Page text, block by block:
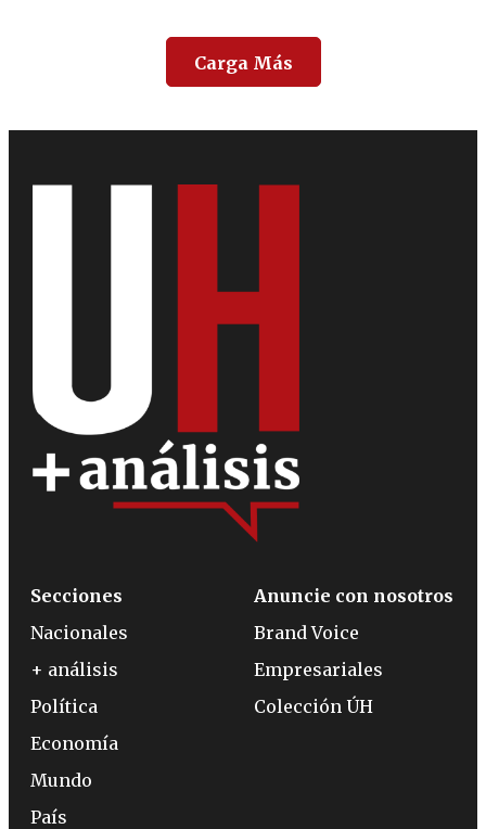
Carga Más
Secciones
Nacionales
+ análisis
Política
Economía
Mundo
País
Anuncie con nosotros
Brand Voice
Empresariales
Colección ÚH